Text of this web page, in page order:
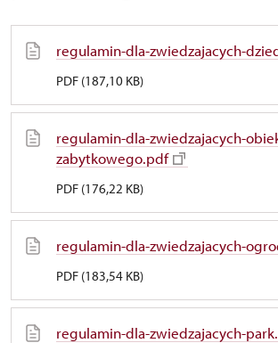
regulamin-dla-zwiedzajacych-
PDF (187,10 KB)
regulamin-dla-zwiedzajacych-
zabytkowego.pdf
PDF (176,22 KB)
regulamin-dla-zwiedzajacych-
PDF (183,54 KB)
regulamin-dla-zwiedzajacych-